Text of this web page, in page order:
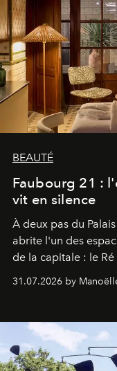
BEAUTÉ
Faubourg 21 :
vit en silence
À deux pas du
abrite l'un des
de la capitale : le
31.07.2026 by